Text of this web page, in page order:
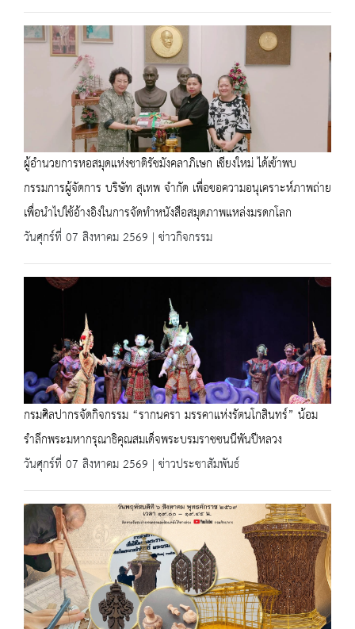
ผู้อำนวยการหอสมุดแห่งชาติรัชมังคลาภิเษก เชียงใหม่ ได้เข้าพบ
กรรมการผู้จัดการ บริษัท สุเทพ จำกัด เพื่อขอความอนุเคราะห์ภาพถ่าย
เพื่อนำไปใช้อ้างอิงในการจัดทำหนังสือสมุดภาพแหล่งมรดกโลก
วันศุกร์ที่ 07 สิงหาคม 2569 | ข่าวกิจกรรม
กรมศิลปากรจัดกิจกรรม “รากนครา มรรคาแห่งรัตนโกสินทร์” น้อม
รำลึกพระมหากรุณาธิคุณสมเด็จพระบรมราชชนนีพันปีหลวง
วันศุกร์ที่ 07 สิงหาคม 2569 | ข่าวประชาสัมพันธ์